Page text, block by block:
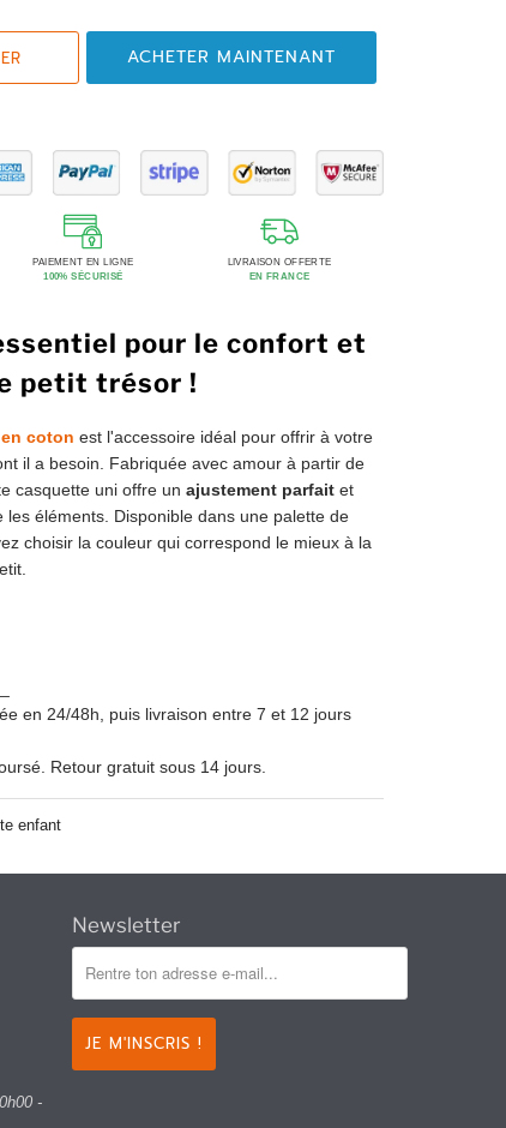
ACHETER MAINTENANT
PAIEMENT EN LIGNE
100% SÉCURISÉ
LIVRAISON OFFERTE
EN FRANCE
pour le confort et
petit trésor !
coton est l'accessoire idéal pour offrir à votre
il a besoin. Fabriquée avec amour à partir de
casquette uni offre un ajustement parfaitet
éléments. Disponible dans une palette de
choisir la couleur qui correspond le mieux à la
en 24/48h, puis livraison entre 7 et 12 jours
Retour gratuit sous 14 jours.
enfant
-
Newsletter